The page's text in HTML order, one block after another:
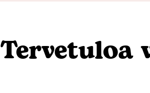
kahvilat
Tervetuloa